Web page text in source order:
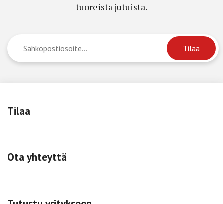
tuoreista jutuista.
Tilaa
Ota yhteyttä